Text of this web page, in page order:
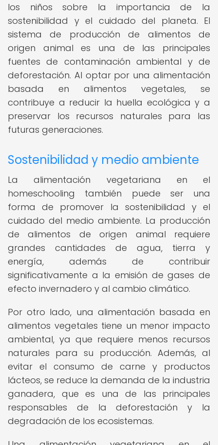
los niños sobre la importancia de la
sostenibilidad y el cuidado del planeta. El
sistema de producción de alimentos de
origen animal es una de las principales
fuentes de contaminación ambiental y de
deforestación. Al optar por una alimentación
basada en alimentos vegetales, se
contribuye a reducir la huella ecológica y a
preservar los recursos naturales para las
futuras generaciones.
Sostenibilidad y medio ambiente
La alimentación vegetariana en el
homeschooling también puede ser una
forma de promover la sostenibilidad y el
cuidado del medio ambiente. La producción
de alimentos de origen animal requiere
grandes cantidades de agua, tierra y
energía, además de contribuir
significativamente a la emisión de gases de
efecto invernadero y al cambio climático.
Por otro lado, una alimentación basada en
alimentos vegetales tiene un menor impacto
ambiental, ya que requiere menos recursos
naturales para su producción. Además, al
evitar el consumo de carne y productos
lácteos, se reduce la demanda de la industria
ganadera, que es una de las principales
responsables de la deforestación y la
degradación de los ecosistemas.